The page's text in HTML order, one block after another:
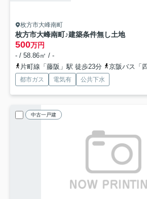
枚方市大峰南町
枚方市大峰南町♪建築条件無し土地
500万円
- / 58.86㎡ / -
片町線「藤阪」駅 徒歩23分
京阪バス「四辻（
都市ガス 電気有 公共下水
中古一戸建